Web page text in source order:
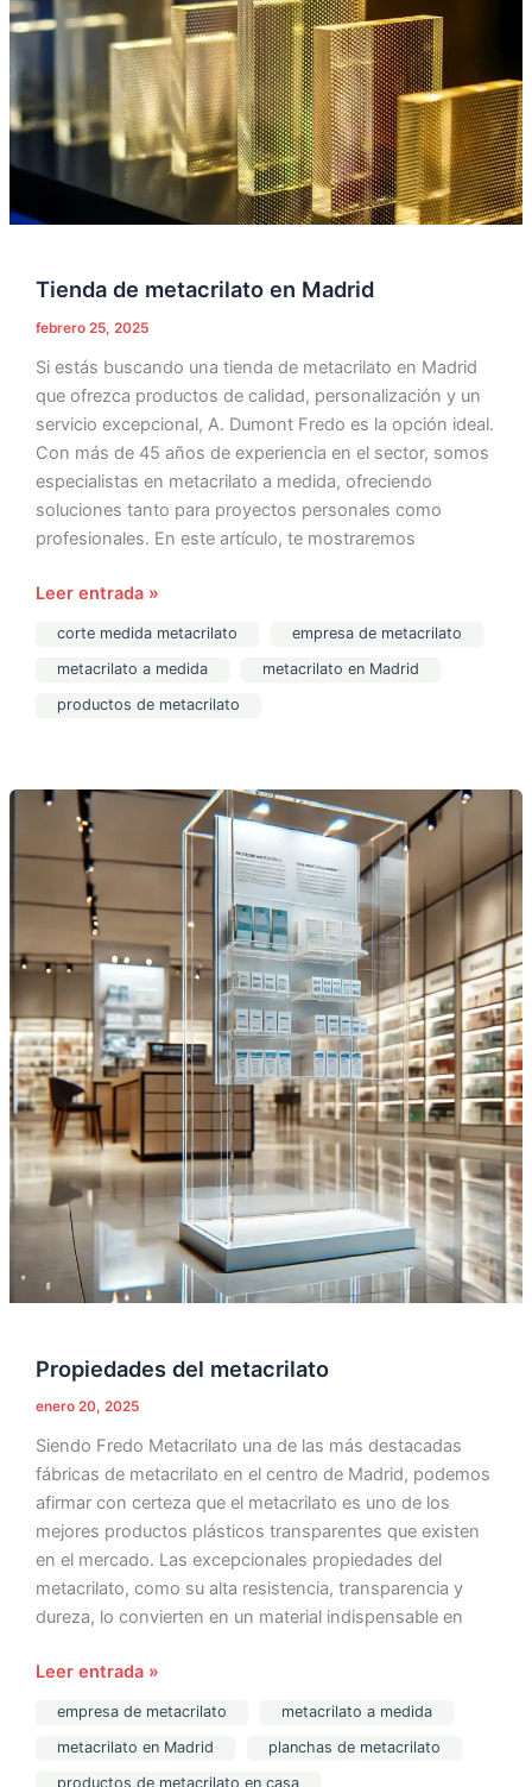
Tienda de metacrilato en Madrid
febrero 25, 2025
Si estás buscando una tienda de metacrilato en Madrid
que ofrezca productos de calidad, personalización y un
servicio excepcional, A. Dumont Fredo es la opción ideal.
Con más de 45 años de experiencia en el sector, somos
especialistas en metacrilato a medida, ofreciendo
soluciones tanto para proyectos personales como
profesionales. En este artículo, te mostraremos
Madrid
Leer entrada »
corte medida metacrilato
empresa de metacrilato
metacrilato a medida
metacrilato en Madrid
productos de metacrilato
Propiedades del metacrilato
enero 20, 2025
Siendo Fredo Metacrilato una de las más destacadas
fábricas de metacrilato en el centro de Madrid, podemos
afirmar con certeza que el metacrilato es uno de los
mejores productos plásticos transparentes que existen
en el mercado. Las excepcionales propiedades del
metacrilato, como su alta resistencia, transparencia y
dureza, lo convierten en un material indispensable en
Propiedades
metacrilato
Leer entrada »
empresa de metacrilato
metacrilato a medida
metacrilato en Madrid
planchas de metacrilato
productos de metacrilato en casa